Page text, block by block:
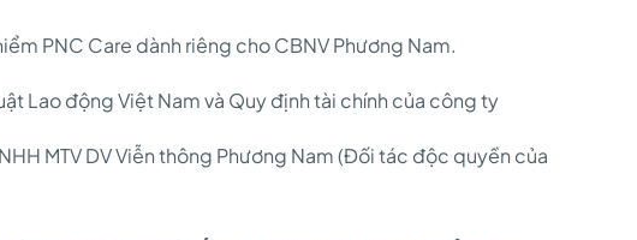
PNC Care dành riêng cho CBNV Phương Nam.
Lao động Việt Nam và Quy định tài chính của công ty
MTV DV Viễn thông Phương Nam (Đối tác độc quyền của